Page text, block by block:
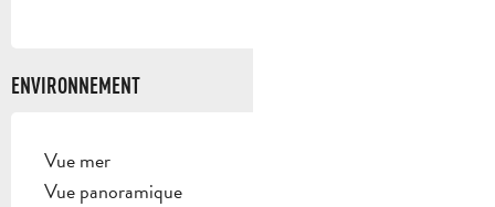
ENVIRONNEMENT
Vue mer
Vue panoramique